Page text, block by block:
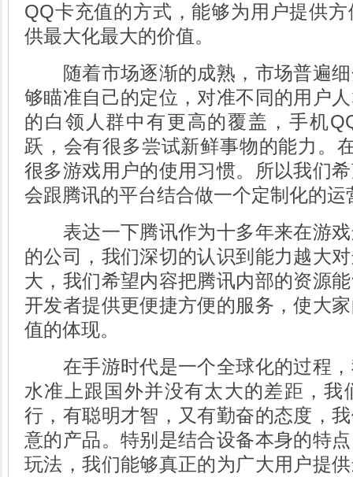
QQ卡充值的方式，能够为用户提供
供最大化最大的价值。
随着市场逐渐的成熟，市场普遍细
够瞄准自己的定位，对准不同的用户
的白领人群中有更高的覆盖，手机
跃，会有很多尝试新鲜事物的能力。
很多游戏用户的使用习惯。所以我们
会跟腾讯的平台结合做一个定制化的运
表达一下腾讯作为十多年来在游戏
的公司，我们深切的认识到能力越大
大，我们希望内容把腾讯内部的资源
开发者提供更便捷方便的服务，使大
值的体现。
在手游时代是一个全球化的过程，
水准上跟国外并没有太大的差距，我
行，有聪明才智，又有勤奋的态度，
意的产品。特别是结合设备本身的特
玩法，我们能够真正的为广大用户提